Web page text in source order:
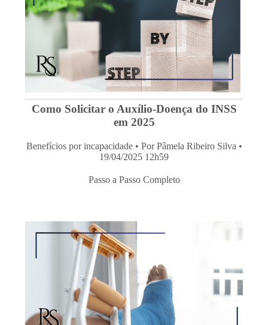
Como Solicitar o Auxílio-Doença do INSS
em 2025
Benefícios por incapacidade • Por Pâmela Ribeiro Silva •
19/04/2025 12h59
Passo a Passo Completo